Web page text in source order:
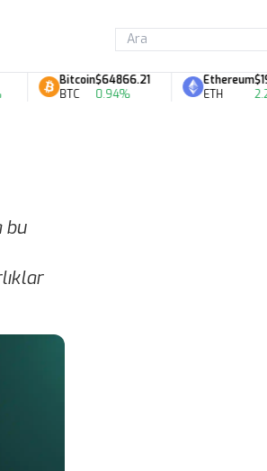
Bitcoin
BTC
$64866.21
0.94%
Ethereum
ETH
$1912.09
2.25%
bu